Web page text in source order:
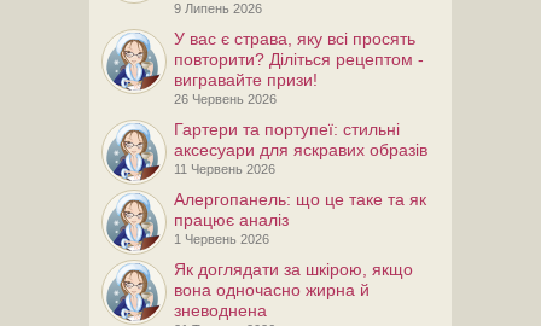
9 Липень 2026
У вас є страва, яку всі просять
повторити? Діліться рецептом -
вигравайте призи!
26 Червень 2026
Гартери та портупеї: стильні
аксесуари для яскравих образів
11 Червень 2026
Алергопанель: що це таке та як
працює аналіз
1 Червень 2026
Як доглядати за шкірою, якщо
вона одночасно жирна й
зневоднена